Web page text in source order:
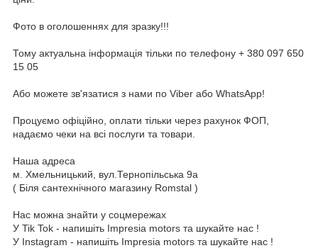
Фото в оголошеннях для зразку!!!
Тому актуальна інформація тільки по телефону + 380 097 650
15 05
Або можете зв'язатися з нами по Viber або WhatsApp!
Процуємо офіційно, оплати тільки через рахунок ФОП,
надаємо чеки на всі послуги та товари.
Наша адреса
м. Хмельницький, вул.Тернопільська 9а
( Біля сантехнічного магазину Romstal )
Нас можна знайти у соцмережах
У Tik Tok - напишіть Impresia motors та шукайте нас !
У Instagram - напишіть Impresia motors та шукайте нас !